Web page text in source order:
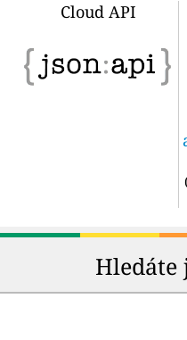
Cloud API
Hledáte